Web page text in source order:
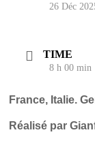
26 Déc
TIME
8 h 00 min
France, Italie.
Réalisé par